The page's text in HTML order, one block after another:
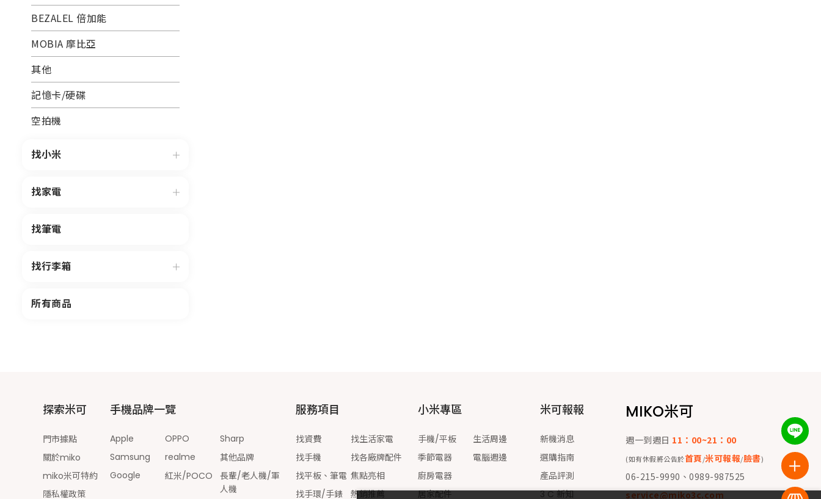
BEZALEL 倍加能
MOBIA 摩比亞
其他
記憶卡/硬碟
空拍機
找小米
找家電
找筆電
找行李箱
所有商品
探索米可
門市據點
關於miko
miko米可特約
隱私權政策
手機品牌一覽
Apple
Samsung
Google
OPPO
realme
紅米/POCO
Sharp
其他品牌
長輩/老人機/軍
人機
服務項目
找資費
找手機
找平板、筆電
找手環/手錶
找生活家電
找各廠牌配件
焦點亮相
熱銷推薦
小米專區
手機/平板
季節電器
廚房電器
居家配件
生活周邊
電腦週邊
米可報報
新機消息
選購指南
產品評測
3 C 新知
MIKO米可
週一到週日 11：00~21：00
(如有休假將公告於首頁/米可報報/臉書)
06-215-9990、0989-987525
service@miko3c.com